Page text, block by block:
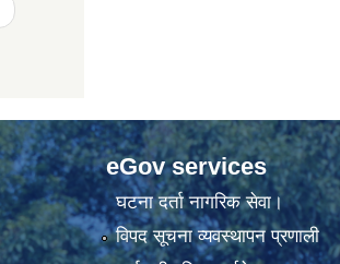
eGov services
घटना दर्ता नागरिक सेवा।
विपद सूचना व्यवस्थापन प्रणाली